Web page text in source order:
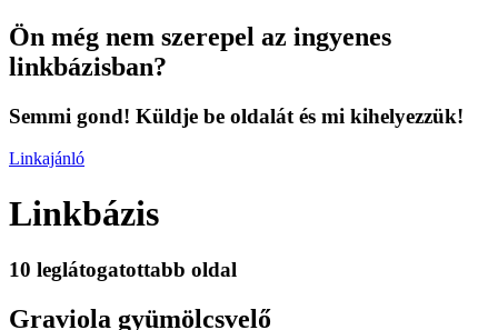
Ön még nem szerepel az ingyenes
linkbázisban?
Semmi gond! Küldje be oldalát és mi kihelyezzük!
Linkajánló
Linkbázis
10 leglátogatottabb oldal
Graviola gyümölcsvelő